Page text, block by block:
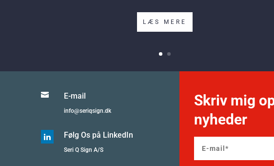
LÆS MERE
 E-mail
info@seriqsign.dk
 Følg Os på LinkedIn
Seri Q Sign A/S
Skriv mig
nyheder